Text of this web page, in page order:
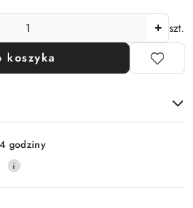
szt.
koszyka
godziny